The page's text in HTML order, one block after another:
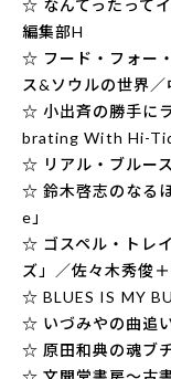
☆ なんてったって
編集部H
☆ フード・フォー
ス&ソウルの世界
☆ 小出斉の勝手に
brating With Hi-
☆ リアル・ブルー
☆ 鈴木啓志のなる
e」
☆ ゴスペル・トレ
ズ」／佐々木秀俊
☆ BLUES IS MY
☆ いづみやの曲追
☆ 原田和典の魂ブ